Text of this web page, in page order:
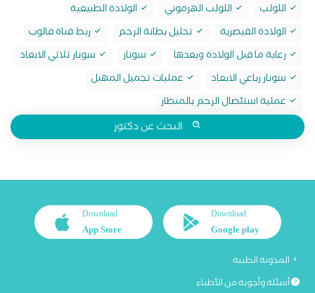
اللولب
اللولب الهرموني
الولادة الطبيعية
الولادة القيصرية
تحليل بطانة الرحم
ربط قناة فالوب
رعاية ما قبل الولادة وبعدها
سونار
سونار ثلاثي الابعاد
سونار رباعي الابعاد
عمليات تجميل المهبل
عملية استئصال الرحم بالمنظار
البحث عن دكتور
Download
Google play
Download
App Store
المدونة الطبية
أسئلة وأجوبة من الأطباء